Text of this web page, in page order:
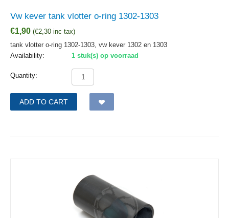
Vw kever tank vlotter o-ring 1302-1303
€1,90 (€2,30 inc tax)
tank vlotter o-ring 1302-1303, vw kever 1302 en 1303
Availability:
1 stuk(s) op voorraad
Quantity:
ADD TO CART